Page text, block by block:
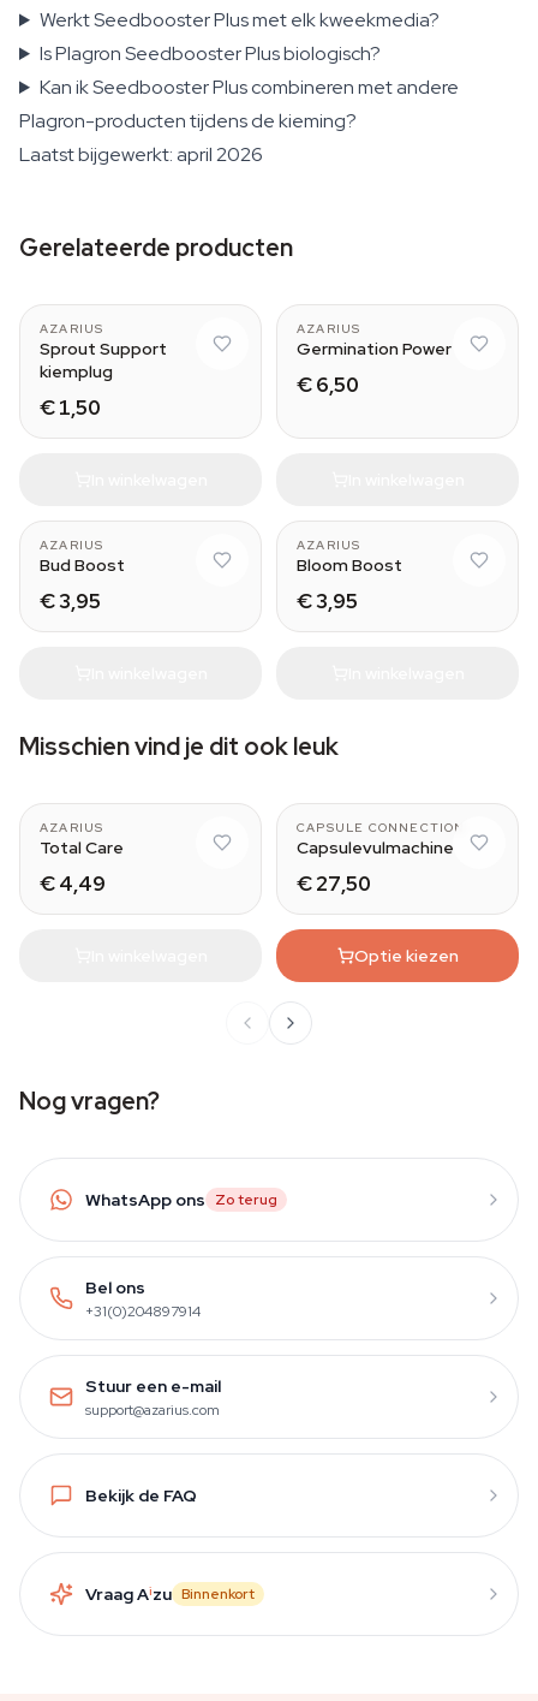
Werkt Seedbooster Plus met elk kweekmedia?
Is Plagron Seedbooster Plus biologisch?
Kan ik Seedbooster Plus combineren met andere
Plagron-producten tijdens de kieming?
Laatst bijgewerkt: april 2026
Gerelateerde producten
AZARIUS
Sprout Support
kiemplug
€ 1,50
AZARIUS
Germination Power
€ 6,50
AZARIUS
Bud Boost
€ 3,95
AZARIUS
Bloom Boost
€ 3,95
Misschien vind je dit ook leuk
AZARIUS
Total Care
€ 4,49
CAPSULE CONNECTION
Capsulevulmachine
€ 27,50
Optie kiezen
Nog vragen?
WhatsApp ons Zo terug
Bel ons
+31(0)204897914
Stuur een e-mail
support@azarius.com
Bekijk de FAQ
Vraag Aizu Binnenkort